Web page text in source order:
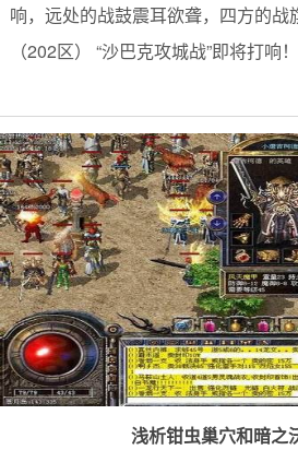
响，远处的战鼓震耳欲聋，四方的战
（202区） “沙巴克攻城战”即将打响
浅析钳虫巢穴和暗之